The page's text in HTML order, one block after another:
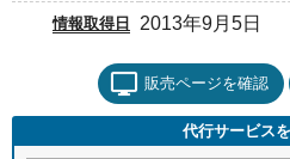
情報取得日 2013年9月5日
販売ページを確認
代行サービス